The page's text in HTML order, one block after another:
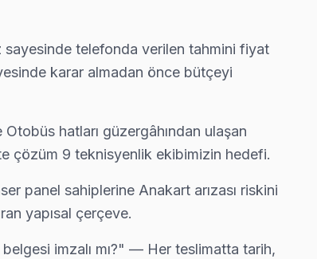
sayesinde telefonda verilen tahmini fiyat
karar almadan önce bütçeyi
hatları güzergâhından ulaşan
çözüm 9 teknisyenlik ekibimizin hedefi.
panel sahiplerine Anakart arızası riskini
yapısal çerçeve.
belgesi imzalı mı?" — Her teslimatta tarih,